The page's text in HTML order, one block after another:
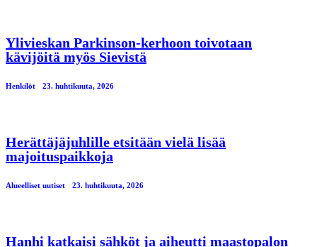
Ylivieskan Parkinson-kerhoon toivotaan
kävijöitä myös Sievistä
Henkilöt 23. huhtikuuta, 2026
Herättäjäjuhlille etsitään vielä lisää
majoituspaikkoja
Alueelliset uutiset 23. huhtikuuta, 2026
Hanhi katkaisi sähköt ja aiheutti maastopalon